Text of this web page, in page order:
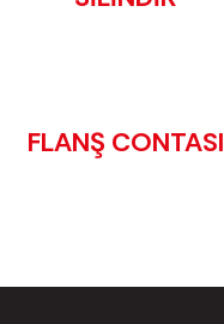
FLANŞ CONTASI